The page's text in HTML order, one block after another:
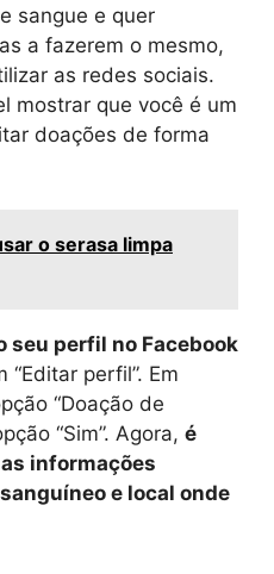
sangue e quer
a fazerem o mesmo,
as redes sociais.
mostrar que você é um
doações de forma
o serasa limpa
seu perfil no Facebook
“Editar perfil”. Em
“Doação de
“Sim”. Agora, é
informações
e local onde